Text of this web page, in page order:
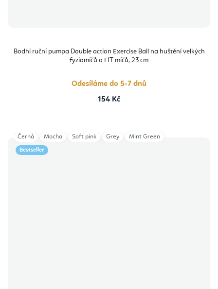
Bodhi ruční pumpa Double action Exercise Ball na huštění velkých
fyziomíčů a FIT míčů, 23 cm
Odesíláme do 5-7 dnů
154 Kč
Bestseller
Černá Mocha Soft pink Grey Mint Green